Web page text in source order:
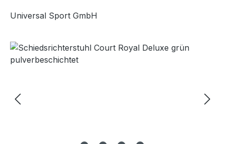
Universal Sport GmbH
Bildergalerie überspringen